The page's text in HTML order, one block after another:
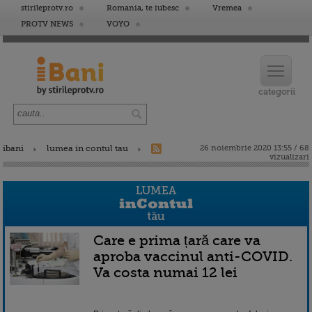
stirileprotv.ro Romania, te iubesc
Vremea
PROTV NEWS
VOYO
ibani lumea in contul tau
26 noiembrie 2020 13:55 / 68
vizualizari
Care e prima țară care va
aproba vaccinul anti-COVID.
Va costa numai 12 lei